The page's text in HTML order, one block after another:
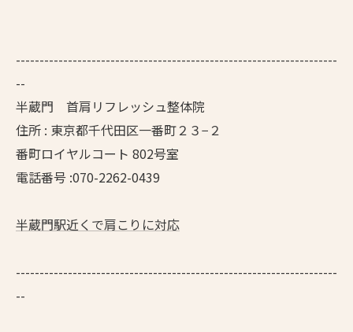
--------------------------------------------------------------------
--
半蔵門 首肩リフレッシュ整体院
住所 : 東京都千代田区一番町２３−２
番町ロイヤルコート 802号室
電話番号 :070-2262-0439
半蔵門駅近くで肩こりに対応
--------------------------------------------------------------------
--